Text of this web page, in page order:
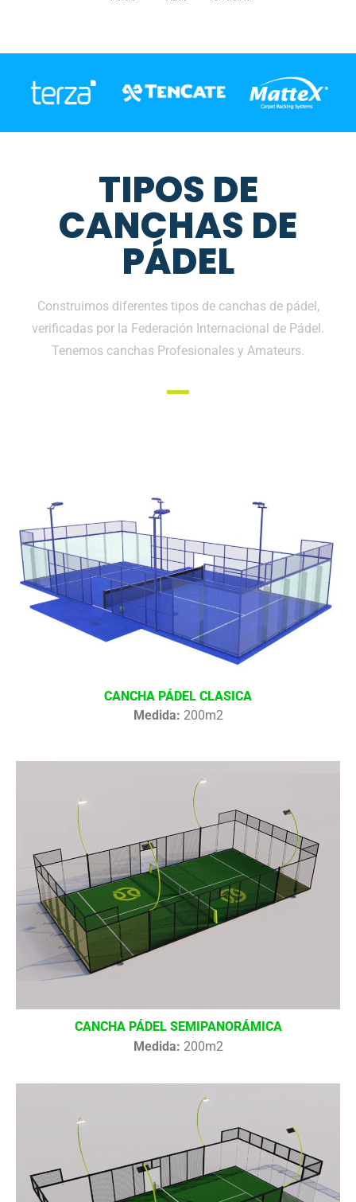
TIPOS DE
CANCHAS DE
PÁDEL
Construimos diferentes tipos de canchas de pádel,
verificadas por la Federación Internacional de Pádel.
Tenemos canchas Profesionales y Amateurs.
CANCHA PÁDEL CLASICA
Medida: 200m2
CANCHA PÁDEL SEMIPANORÁMICA
Medida: 200m2